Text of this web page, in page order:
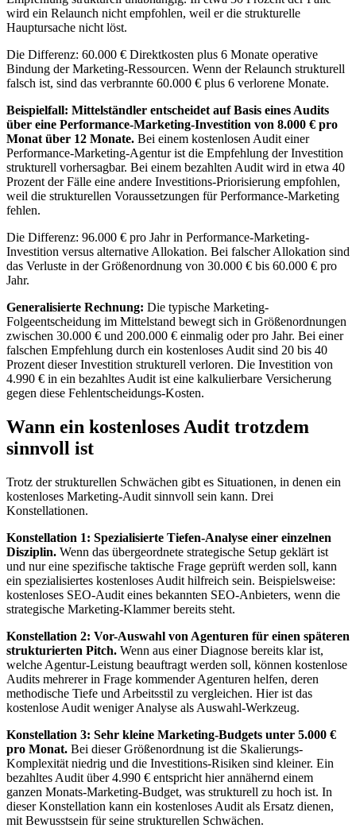
wird ein Relaunch nicht empfohlen, weil er die strukturelle
Hauptursache nicht löst.
Die Differenz: 60.000 € Direktkosten plus 6 Monate operative
Bindung der Marketing-Ressourcen. Wenn der Relaunch strukturell
falsch ist, sind das verbrannte 60.000 € plus 6 verlorene Monate.
Beispielfall: Mittelständler entscheidet auf Basis eines Audits
über eine Performance-Marketing-Investition von 8.000 € pro
Monat über 12 Monate. Bei einem kostenlosen Audit einer
Performance-Marketing-Agentur ist die Empfehlung der Investition
strukturell vorhersagbar. Bei einem bezahlten Audit wird in etwa 40
Prozent der Fälle eine andere Investitions-Priorisierung empfohlen,
weil die strukturellen Voraussetzungen für Performance-Marketing
fehlen.
Die Differenz: 96.000 € pro Jahr in Performance-Marketing-
Investition versus alternative Allokation. Bei falscher Allokation sind
das Verluste in der Größenordnung von 30.000 € bis 60.000 € pro
Jahr.
Generalisierte Rechnung: Die typische Marketing-
Folgeentscheidung im Mittelstand bewegt sich in Größenordnungen
zwischen 30.000 € und 200.000 € einmalig oder pro Jahr. Bei einer
falschen Empfehlung durch ein kostenloses Audit sind 20 bis 40
Prozent dieser Investition strukturell verloren. Die Investition von
4.990 € in ein bezahltes Audit ist eine kalkulierbare Versicherung
gegen diese Fehlentscheidungs-Kosten.
Wann ein kostenloses Audit trotzdem
sinnvoll ist
Trotz der strukturellen Schwächen gibt es Situationen, in denen ein
kostenloses Marketing-Audit sinnvoll sein kann. Drei
Konstellationen.
Konstellation 1: Spezialisierte Tiefen-Analyse einer einzelnen
Disziplin. Wenn das übergeordnete strategische Setup geklärt ist
und nur eine spezifische taktische Frage geprüft werden soll, kann
ein spezialisiertes kostenloses Audit hilfreich sein. Beispielsweise:
kostenloses SEO-Audit eines bekannten SEO-Anbieters, wenn die
strategische Marketing-Klammer bereits steht.
Konstellation 2: Vor-Auswahl von Agenturen für einen späteren
strukturierten Pitch. Wenn aus einer Diagnose bereits klar ist,
welche Agentur-Leistung beauftragt werden soll, können kostenlose
Audits mehrerer in Frage kommender Agenturen helfen, deren
methodische Tiefe und Arbeitsstil zu vergleichen. Hier ist das
kostenlose Audit weniger Analyse als Auswahl-Werkzeug.
Konstellation 3: Sehr kleine Marketing-Budgets unter 5.000 €
pro Monat. Bei dieser Größenordnung ist die Skalierungs-
Komplexität niedrig und die Investitions-Risiken sind kleiner. Ein
bezahltes Audit über 4.990 € entspricht hier annähernd einem
ganzen Monats-Marketing-Budget, was strukturell zu hoch ist. In
dieser Konstellation kann ein kostenloses Audit als Ersatz dienen,
mit Bewusstsein für seine strukturellen Schwächen.